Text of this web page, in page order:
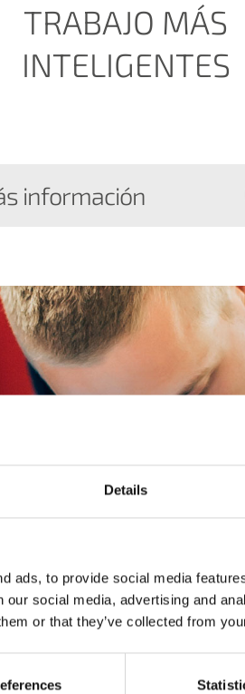
Details
ads, to provide social media
our social media, advertising and
or that they’ve collected from
TRABAJO MÁS
INTELIGENTES
información